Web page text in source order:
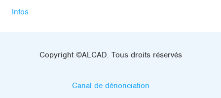
Infos
Copyright ©ALCAD. Tous droits réservés
Canal de dénonciation